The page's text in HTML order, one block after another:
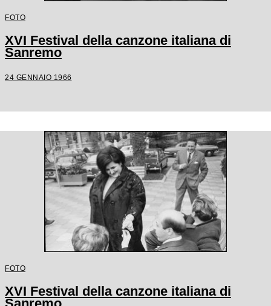
FOTO
XVI Festival della canzone italiana di
Sanremo
24 GENNAIO 1966
FOTO
XVI Festival della canzone italiana di